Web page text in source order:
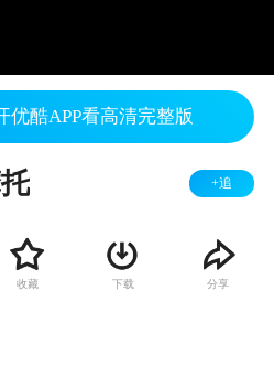
优酷APP看高清完整版
+追
收藏 下载 分享